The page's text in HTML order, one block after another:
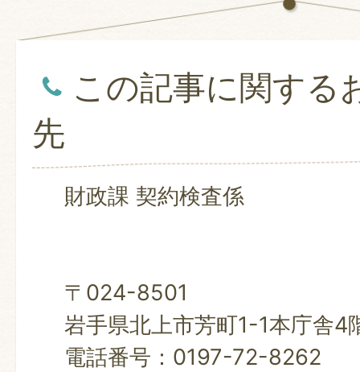
この記事に関する
先
財政課 契約検査係
〒024-8501
岩手県北上市芳町1-1本庁舎4
電話番号：0197-72-8262